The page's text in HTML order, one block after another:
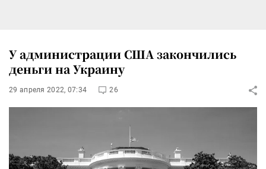
У администрации США закончились
деньги на Украину
29 апреля 2022, 07:34 26